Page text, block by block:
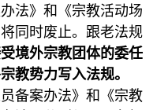
法》和《宗教活动场
同时废止。跟老法规
境外宗教团体的委任
教势力写入法规。
备案办法》和《宗教